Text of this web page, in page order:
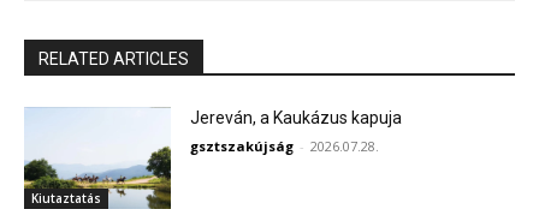
RELATED ARTICLES
Kiutaztatás
Jereván, a Kaukázus kapuja
gsztszakújság - 2026.07.28.